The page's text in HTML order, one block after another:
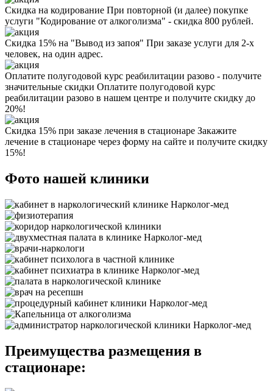
Скидка на кодирование При повторной (и далее) покупке
услуги "Кодирование от алкоголизма" - скидка 800 рублей.
Скидка 15% на "Вывод из запоя" При заказе услуги для 2-х
человек, на один адрес.
Оплатите полугодовой курс реабилитации разово - получите
значительные скидки Оплатите полугодовой курс
реабилитации разово в нашем центре и получите скидку до
20%!
Скидка 15% при заказе лечения в стационаре Закажите
лечение в стационаре через форму на сайте и получите скидку
15%!
Фото нашей клиники
Преимущества размещения в
стационаре: